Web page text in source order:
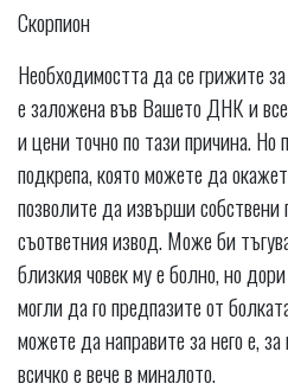
Скорпион
Необходимостта да се грижите
е заложена във Вашето ДНК и
и цени точно по тази причина. Но
подкрепа, която можете да
позволите да извърши
съответния извод. Може би
близкия човек му е болно, но
могли да го предпазите от
можете да направите за него е,
всичко е вече в миналото.